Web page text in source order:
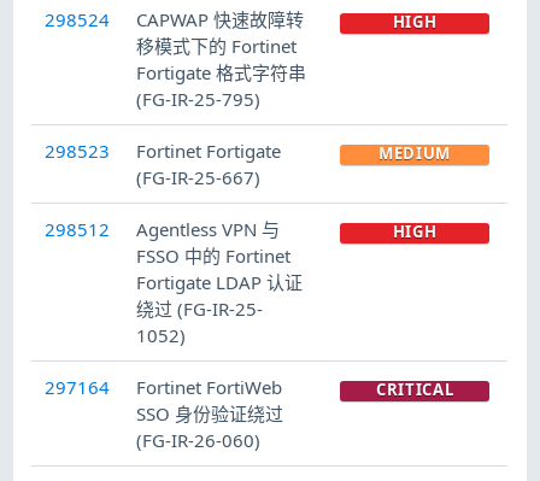
298524
CAPWAP 快速故障转
移模式下的 Fortinet
Fortigate 格式字符串
(FG-IR-25-795)
HIGH
298523
Fortinet Fortigate
(FG-IR-25-667)
MEDIUM
298512
Agentless VPN 与
FSSO 中的 Fortinet
Fortigate LDAP 认证
绕过 (FG-IR-25-
1052)
HIGH
297164
Fortinet FortiWeb
SSO 身份验证绕过
(FG-IR-26-060)
CRITICAL